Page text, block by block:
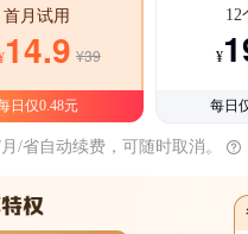
首月试用
14.9 ¥39
日仅0.48元
12
¥
每日
/省自动续费，可随时取消。